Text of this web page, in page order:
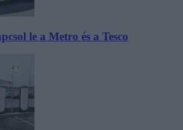
le a Metro és a Tesco